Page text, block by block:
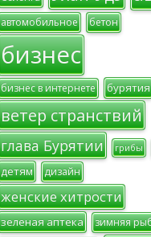
автомобильное бетон
бизнес
бизнес в интернете бурятия
ветер странствий
глава Бурятии грибы
детям дизайн
женские хитрости
зеленая аптека зимняя